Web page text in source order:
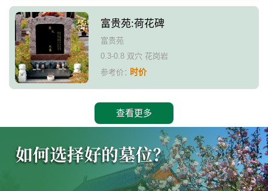
富贵苑:荷花碑
富贵苑
0.3-0.8 双穴 花岗岩
参考价：时价
查看更多